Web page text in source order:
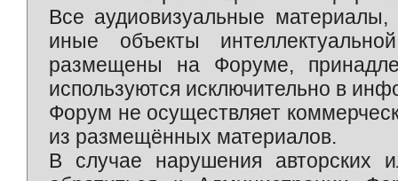
Все аудиовизуальные
иные объекты
размещены на Форуме,
используются исключительно в
Форум не осуществляет
из размещённых материалов.
В случае нарушения авторских